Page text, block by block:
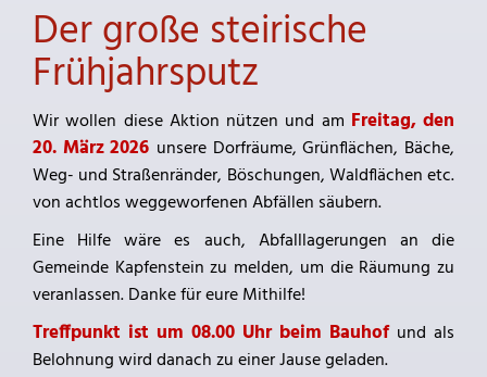
Der große steirische
Frühjahrsputz
Wir wollen diese Aktion nützen und am Freitag, den
20. März 2026 unsere Dorfräume, Grünflächen, Bäche,
Weg- und Straßenränder, Böschungen, Waldflächen etc.
von achtlos weggeworfenen Abfällen säubern.
Eine Hilfe wäre es auch, Abfalllagerungen an die
Gemeinde Kapfenstein zu melden, um die Räumung zu
veranlassen. Danke für eure Mithilfe!
Treffpunkt ist um 08.00 Uhr beim Bauhof und als
Belohnung wird danach zu einer Jause geladen.